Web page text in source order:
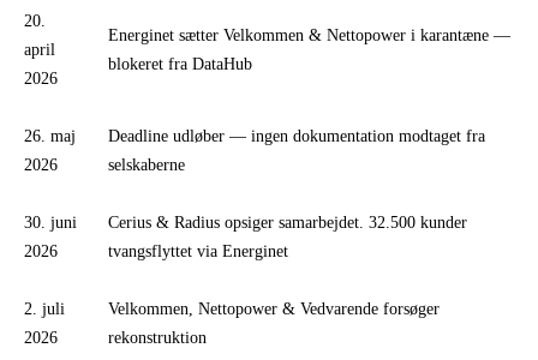
20.
april
2026
Energinet sætter Velkommen & Nettopower i karantæne —
blokeret fra DataHub
26. maj
2026
Deadline udløber — ingen dokumentation modtaget fra
selskaberne
30. juni
2026
Cerius & Radius opsiger samarbejdet. 32.500 kunder
tvangsflyttet via Energinet
2. juli
2026
Velkommen, Nettopower & Vedvarende forsøger
rekonstruktion